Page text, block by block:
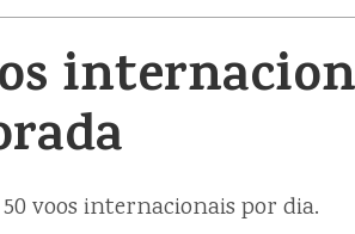
voos internacionais por dia.